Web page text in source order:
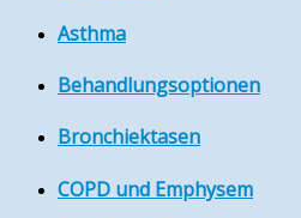
Asthma
Behandlungsoptionen
Bronchiektasen
COPD und Emphysem